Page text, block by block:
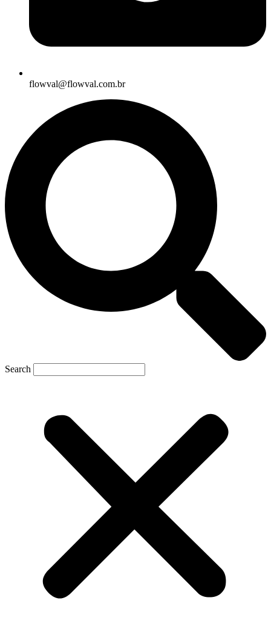
flowval@flowval.com.br
Search